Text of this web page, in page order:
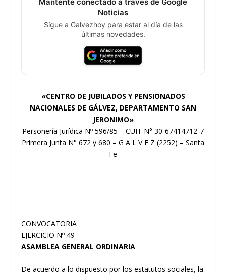
Mantente conectado a través de Google
Noticias
Sígue a Galvezhoy para estar al día de las
últimas novedades.
«CENTRO DE JUBILADOS Y PENSIONADOS
NACIONALES DE GÁLVEZ, DEPARTAMENTO SAN
JERONIMO»
Personería Jurídica Nº 596/85 – CUIT N° 30-67414712-7
Primera Junta N° 672 y 680 – G A L V E Z (2252) – Santa
Fe
CONVOCATORIA
EJERCICIO Nº 49
ASAMBLEA GENERAL ORDINARIA
De acuerdo a lo dispuesto por los estatutos sociales, la